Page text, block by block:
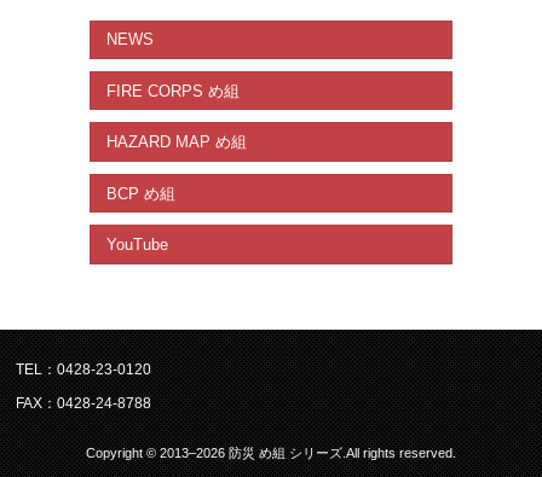
NEWS
FIRE CORPS め組
HAZARD MAP め組
BCP め組
YouTube
TEL：0428-23-0120
FAX：0428-24-8788
Copyright © 2013–2026 防災 め組 シリーズ.All rights reserved.